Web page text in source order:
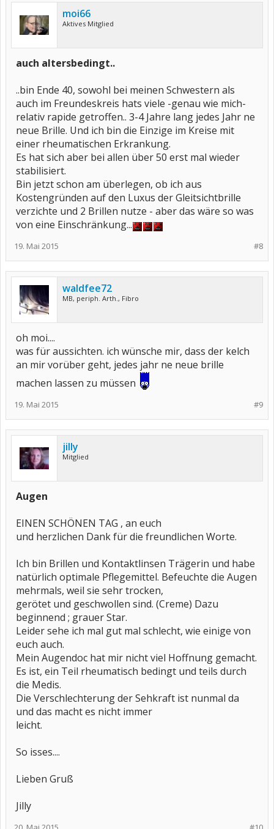
moi66
Aktives Mitglied
auch altersbedingt..
..bin Ende 40, sowohl bei meinen Schwestern als
auch im Freundeskreis hats viele -genau wie mich-
relativ rapide getroffen.. 3-4 Jahre lang jedes Jahr ne
neue Brille. Und ich bin die Einzige im Kreise mit
einer rheumatischen Erkrankung.
Es hat sich aber bei allen über 50 erst mal wieder
stabilisiert.
Bin jetzt schon am überlegen, ob ich aus
Kostengründen auf den Luxus der Gleitsichtbrille
verzichte und 2 Brillen nutze - aber das wäre so was
von eine Einschränkung...
#8
19. Mai 2015
waldfee72
MB, periph. Arth., Fibro
oh moi....
was für aussichten. ich wünsche mir, dass der kelch
an mir vorüber geht, jedes jahr ne neue brille
machen lassen zu müssen
#9
19. Mai 2015
jilly
Mitglied
Augen
EINEN SCHÖNEN TAG , an euch
und herzlichen Dank für die freundlichen Worte.
Ich bin Brillen und Kontaktlinsen Trägerin und habe
natürlich optimale Pflegemittel. Befeuchte die Augen
mehrmals, weil sie sehr trocken,
gerötet und geschwollen sind. (Creme) Dazu
beginnend ; grauer Star.
Leider sehe ich mal gut mal schlecht, wie einige von
euch auch.
Mein Augendoc hat mir nicht viel Hoffnung gemacht.
Es ist, ein Teil rheumatisch bedingt und teils durch
die Medis.
Die Verschlechterung der Sehkraft ist nunmal da
und das macht es nicht immer
leicht.
So isses....
Lieben Gruß
Jilly